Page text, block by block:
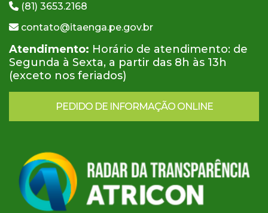
(81) 3653.2168
contato@itaenga.pe.gov.br
Atendimento: Horário de atendimento: de
Segunda à Sexta, a partir das 8h às 13h
(exceto nos feriados)
PEDIDO DE INFORMAÇÃO ONLINE